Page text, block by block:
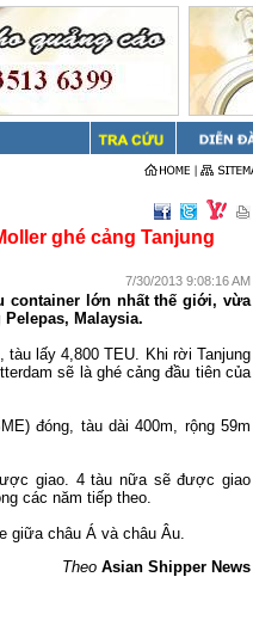
ghé cảng Tanjung
7/30/2013 9:08:16 AM
container lớn nhất thế giới, vừa
Malaysia.
tàu lấy 4,800 TEU. Khi rời Tanjung
sẽ là ghé cảng đầu tiên của
đóng, tàu dài 400m, rộng 59m
giao. 4 tàu nữa sẽ được giao
các năm tiếp theo.
giữa châu Á và châu Âu.
Theo Asian Shipper News